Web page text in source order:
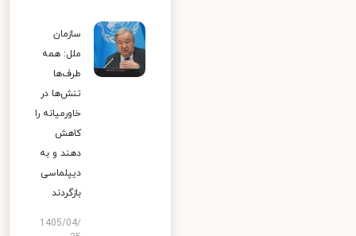
سازمان
ملل: همه
طرف‌ها
تنش‌ها در
خاورمیانه را
کاهش
دهند و به
دیپلماسی
بازگردند
1405/04/